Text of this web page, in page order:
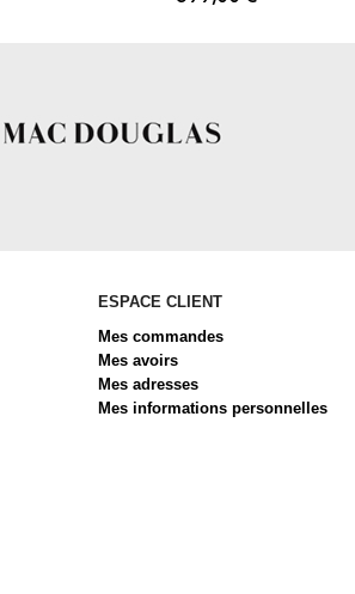
ESPACE CLIENT
Mes commandes
Mes avoirs
Mes adresses
Mes informations personnelles